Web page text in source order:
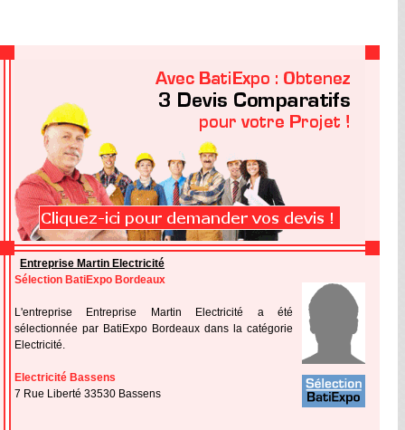
Entreprise Martin Electricité
Sélection BatiExpo Bordeaux
L'entreprise Entreprise Martin Electricité a été
sélectionnée par BatiExpo Bordeaux dans la catégorie
Electricité.
Electricité Bassens
7 Rue Liberté 33530 Bassens